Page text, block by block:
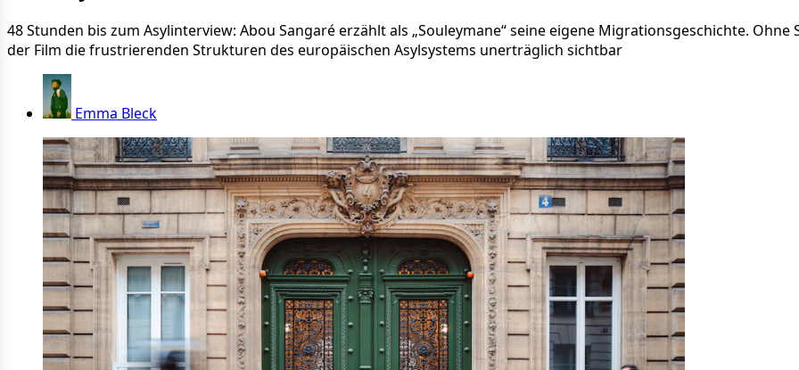
48 Stunden bis zum Asylinterview: Abou Sangaré erzählt als „Souleymane“ seine eigene Migrationsgeschichte.
der Film die frustrierenden Strukturen des europäischen Asylsystems unerträglich sichtbar
Emma Bleck